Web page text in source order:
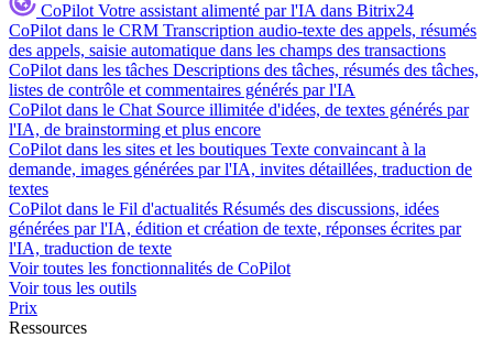
CoPilot Votre assistant alimenté par l'IA dans Bitrix24
CoPilot dans le CRM Transcription audio-texte des appels, résumés
des appels, saisie automatique dans les champs des transactions
CoPilot dans les tâches Descriptions des tâches, résumés des tâches,
listes de contrôle et commentaires générés par l'IA
CoPilot dans le Chat Source illimitée d'idées, de textes générés par
l'IA, de brainstorming et plus encore
CoPilot dans les sites et les boutiques Texte convaincant à la
demande, images générées par l'IA, invites détaillées, traduction de
textes
CoPilot dans le Fil d'actualités Résumés des discussions, idées
générées par l'IA, édition et création de texte, réponses écrites par
l'IA, traduction de texte
Voir toutes les fonctionnalités de CoPilot
Voir tous les outils
Prix
Ressources